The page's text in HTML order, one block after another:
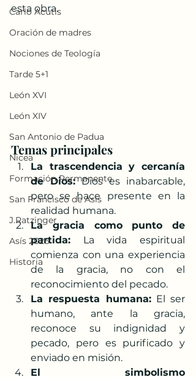
Carlo Acutis
Oración de madres
Nociones de Teología
Tarde 5+1
León XVI
León XIV
San Antonio de Padua
Nicea
Formación Permanente
San Francisco de Asís
J.Ratzinger
Asís 2026
Historia
esta obra.
Temas principales
La trascendencia y cercanía
de Dios: Dios es inabarcable,
pero se hace presente en la
realidad humana.
La gracia como punto de
partida: La vida espiritual
comienza con una experiencia
de la gracia, no con el
reconocimiento del pecado.
La respuesta humana: El ser
humano, ante la gracia,
reconoce su indignidad y
pecado, pero es purificado y
enviado en misión.
El simbolismo